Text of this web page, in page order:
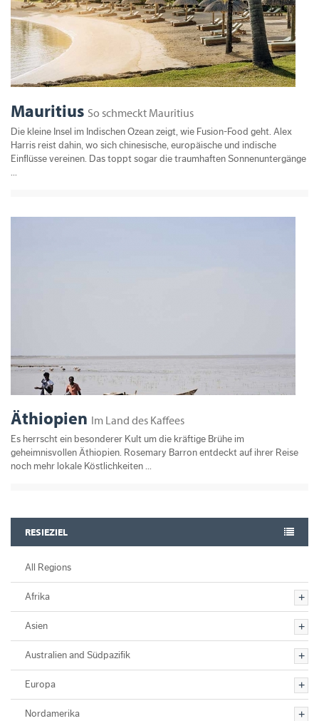
Mauritius So schmeckt Mauritius
Die kleine Insel im Indischen Ozean zeigt, wie Fusion-Food geht. Alex
Harris reist dahin, wo sich chinesische, europäische und indische
Einflüsse vereinen. Das toppt sogar die traumhaften Sonnenuntergänge
...
Äthiopien Im Land des Kaffees
Es herrscht ein besonderer Kult um die kräftige Brühe im
geheimnisvollen Äthiopien. Rosemary Barron entdeckt auf ihrer Reise
noch mehr lokale Köstlichkeiten ...
RESIEZIEL
All Regions
Afrika
Asien
Australien and Südpazifik
Europa
Nordamerika